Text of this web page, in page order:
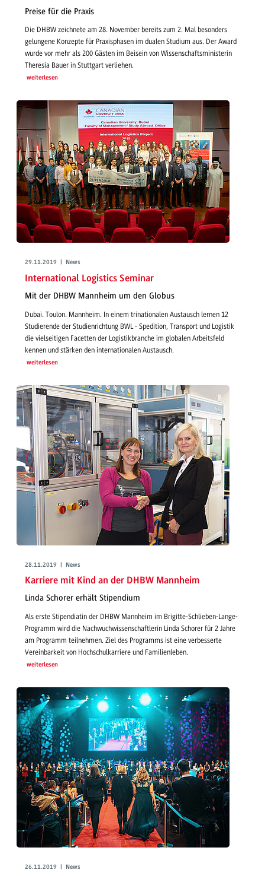
Preise für die Praxis
Die DHBW zeichnete am 28. November bereits zum 2. Mal besonders
gelungene Konzepte für Praxisphasen im dualen Studium aus. Der Award
wurde vor mehr als 200 Gästen im Beisein von Wissenschaftsministerin
Theresia Bauer in Stuttgart verliehen.
weiterlesen
29.11.2019 | News
International Logistics Seminar
Mit der DHBW Mannheim um den Globus
Dubai. Toulon. Mannheim. In einem trinationalen Austausch lernen 12
Studierende der Studienrichtung BWL - Spedition, Transport und Logistik
die vielseitigen Facetten der Logistikbranche im globalen Arbeitsfeld
kennen und stärken den internationalen Austausch.
weiterlesen
28.11.2019 | News
Karriere mit Kind an der DHBW Mannheim
Linda Schorer erhält Stipendium
Als erste Stipendiatin der DHBW Mannheim im Brigitte-Schlieben-Lange-
Programm wird die Nachwuchwissenschaftlerin Linda Schorer für 2 Jahre
am Programm teilnehmen. Ziel des Programms ist eine verbesserte
Vereinbarkeit von Hochschulkarriere und Familienleben.
weiterlesen
26.11.2019 | News